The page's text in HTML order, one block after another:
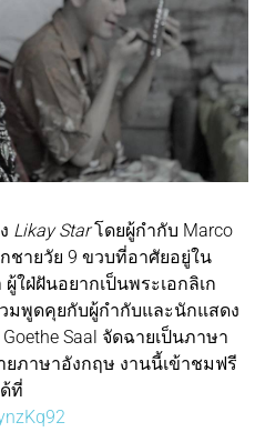
Likay Starโดยผู้กำกับ Marco
กชายวัย 9 ขวบที่อาศัยอยู่ใน
ฝ่ฝันอยากเป็นพระเอกลิเก
มพูดคุยกับผู้กำกับและนักแสดง
Saal จัดฉายเป็นภาษา
ภาษาอังกฤษ งานนี้เข้าชมฟรี
ที่